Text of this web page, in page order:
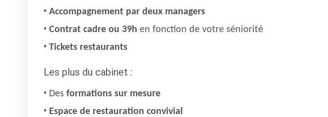
Accompagnement par deux managers
Contrat cadre ou 39h en fonction de votre séniorité
Tickets restaurants
Les plus du cabinet :
Des formations sur mesure
Espace de restauration convivial